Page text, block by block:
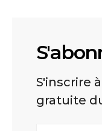
S'inscrire
gratuite